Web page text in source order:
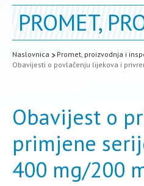
PROMET,
Naslovnica Promet, proizvodnja i
Obavijesti o povlačenju lijekova i
Obavijest o
primjene
400 mg/200